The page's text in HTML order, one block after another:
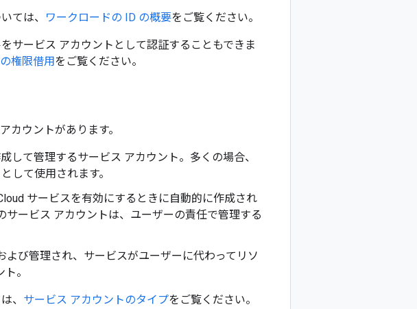
ては、 ワークロードの ID の概要をご覧ください。
サービス アカウントとして認証することもできま
権限借用をご覧ください。
カウントがあります。
して管理するサービス アカウント。多くの場合、
として使用されます。
サービスを有効にするときに自動的に作成され
ービス アカウントは、ユーザーの責任で管理する
よび管理され、サービスがユーザーに代わってリソ
。
、 サービス アカウントのタイプをご覧ください。